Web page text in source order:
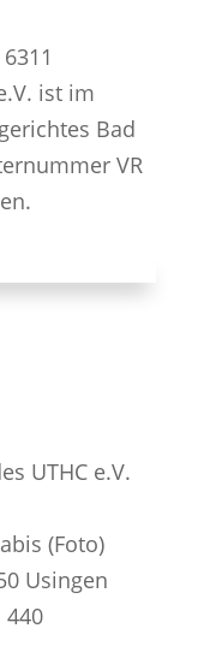
ist im
Bad
VR
UTHC e.V.
(Foto)
Usingen
440